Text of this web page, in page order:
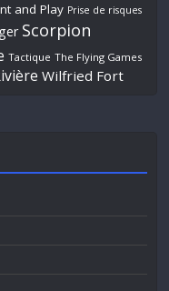
and Play Prise de risques
Scorpion
Tactique The Flying Games
Wilfried Fort